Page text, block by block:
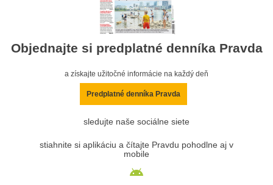
Objednajte si predplatné denníka Pravda
a získajte užitočné informácie na každý deň
Predplatné denníka Pravda
sledujte naše sociálne siete
stiahnite si aplikáciu a čítajte Pravdu pohodlne aj v
mobile